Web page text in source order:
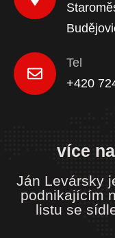
Tel
+420
více
Ján Levársky
podnikajícím
listu se